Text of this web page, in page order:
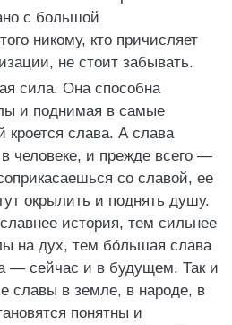
с большой
никому, кто причисляет
не стоит забывать.
сила. Она способна
и поднимая в самые
слава. А слава
человеке, и прежде всего —
со славой, ее
окрылить и поднять душу.
история, тем сильнее
на дух, тем бо́льшая слава
— сейчас и в будущем. Так и
славы в земле, в народе, в
понятны и